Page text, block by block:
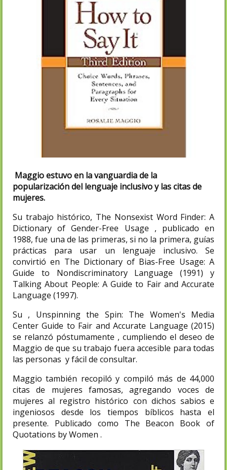
Maggio estuvo en la vanguardia de la
popularización del lenguaje inclusivo y las citas de
mujeres.
Su trabajo histórico, The Nonsexist Word Finder: A
Dictionary of Gender-Free Usage , publicado en
1988, fue una de las primeras, si no la primera, guías
prácticas para usar un lenguaje inclusivo. Se
convirtió en The Dictionary of Bias-Free Usage: A
Guide to Nondiscriminatory Language (1991) y
Talking About People: A Guide to Fair and Accurate
Language (1997).
Su , Unspinning the Spin: The Women's Media
Center Guide to Fair and Accurate Language (2015)
se relanzó póstumamente , cumpliendo el deseo de
Maggio de que su trabajo fuera accesible para todas
las personas y fácil de consultar.
Maggio también recopiló y compiló más de 44,000
citas de mujeres famosas, agregando voces de
mujeres al registro histórico con dichos sabios e
ingeniosos desde los tiempos bíblicos hasta el
presente. Publicado como The Beacon Book of
Quotations by Women .